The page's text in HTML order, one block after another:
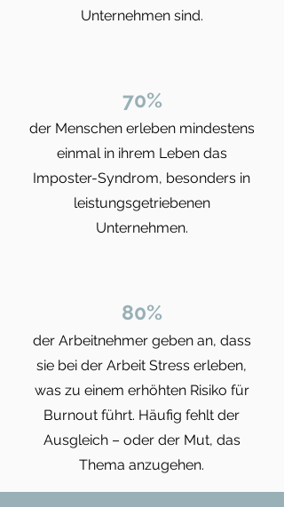
Unternehmen sind​.
70%
der Menschen erleben mindestens
einmal in ihrem Leben das
Imposter-Syndrom, besonders in
leistungsgetriebenen
Unternehmen.
80%
der Arbeitnehmer geben an, dass
sie bei der Arbeit Stress erleben,
was zu einem erhöhten Risiko für
Burnout führt​. Häufig fehlt der
Ausgleich – oder der Mut, das
Thema anzugehen.